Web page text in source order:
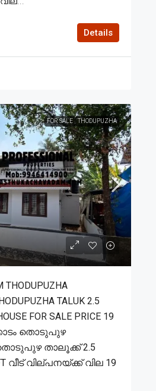
Details
FOR SALE THODUPUZHA
THODUPUZHA
TALUK 2.5
FOR SALE PRICE 19
തൊടുപുഴ
തൊടുപുഴ താലൂക്ക് 2.5
വീട് വില്പനയ്ക്ക് വില 19